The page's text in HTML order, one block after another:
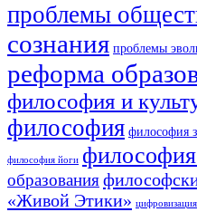
проблемы
сознания проблемы
реформа
философия и
философия философия
философия йоги
образования
«Живой Этики» цифровизация